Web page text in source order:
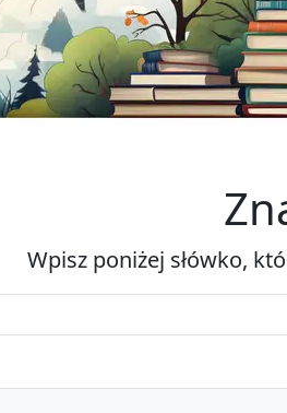
Wpisz poniżej słówko,